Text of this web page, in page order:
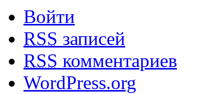
Войти
RSS записей
RSS комментариев
WordPress.org